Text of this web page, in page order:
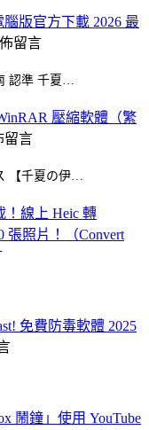
版官方下載 2026 最
留言
認準 千夏…
壓縮軟體（繁
留言
【千夏の伊…
！線上 Heic 轉
張照片！（Convert
免費防毒軟體 2025
鬧鐘」使用 YouTube